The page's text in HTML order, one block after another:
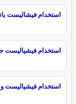
استخدام فیشالیست
استخدام فیشیالیست
استخدام فیشیالیست